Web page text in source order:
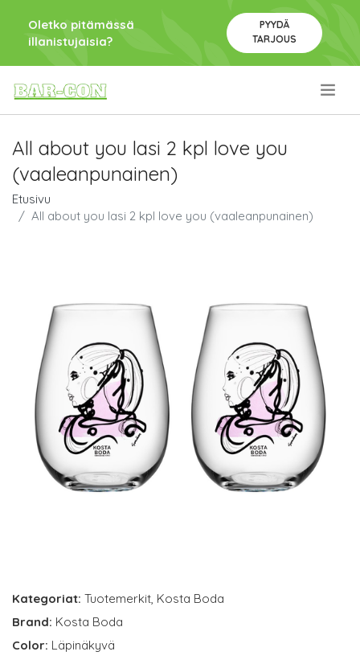
Oletko pitämässä
illanistujaisia?
PYYDÄ
TARJOUS
All about you lasi 2 kpl love you
(vaaleanpunainen)
Etusivu
All about you lasi 2 kpl love you (vaaleanpunainen)
Kategoriat: Tuotemerkit, Kosta Boda
Brand: Kosta Boda
Color: Läpinäkyvä